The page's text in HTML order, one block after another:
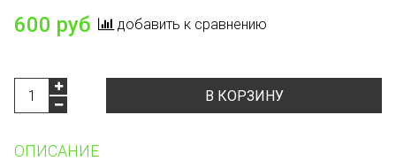
600 руб добавить к сравнению
В КОРЗИНУ
ОПИСАНИЕ